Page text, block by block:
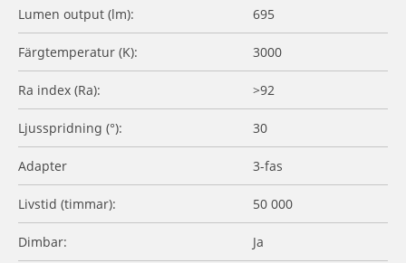
Lumen output (lm): 695
Färgtemperatur (K): 3000
Ra index (Ra): >92
Ljusspridning (°): 30
Adapter 3-fas
Livstid (timmar): 50 000
Dimbar: Ja